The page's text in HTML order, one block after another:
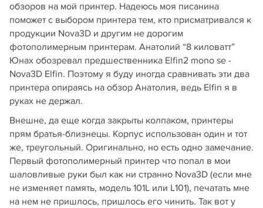
обзоров на мой принтер. Надеюсь моя писанина
поможет с выбором принтера тем, кто присматривался к
продукции Nova3D и другим не дорогим
фотополимерным принтерам. Анатолий “8 киловатт”
Юнах обозревал предшественника Elfin2 mono se -
Nova3D Elfin. Поэтому я буду иногда сравнивать эти два
принтера опираясь на обзор Анатолия, ведь Elfin я в
руках не держал.
Внешне, да еще когда закрыты колпаком, принтеры
прям братья-близнецы. Корпус использован один и тот
же, треугольный. Оригинально, но есть одно замечание.
Первый фотополимерный принтер что попал в мои
шаловливые руки был как ни странно Nova3D (если мне
не изменяет память, модель 101L или L101), печатать мне
на нем не пришлось, пришлось его чинить. Так вот у